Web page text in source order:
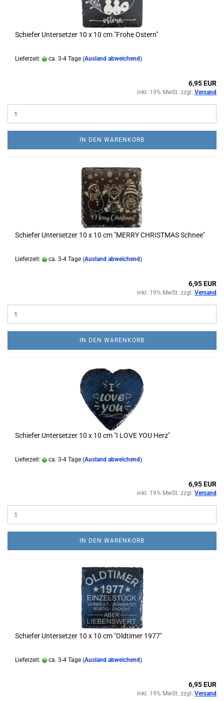
Schiefer Untersetzer 10 x 10 cm "Frohe Ostern"
Lieferzeit: ca. 3-4 Tage (Ausland abweichend)
6,95 EUR
inkl. 19% MwSt. zzgl. Versand
IN DEN WARENKORB
Schiefer Untersetzer 10 x 10 cm "MERRY CHRISTMAS Schnee"
Lieferzeit: ca. 3-4 Tage (Ausland abweichend)
6,95 EUR
inkl. 19% MwSt. zzgl. Versand
IN DEN WARENKORB
Schiefer Untersetzer 10 x 10 cm "I LOVE YOU Herz"
Lieferzeit: ca. 3-4 Tage (Ausland abweichend)
6,95 EUR
inkl. 19% MwSt. zzgl. Versand
IN DEN WARENKORB
Schiefer Untersetzer 10 x 10 cm "Oldtimer 1977"
Lieferzeit: ca. 3-4 Tage (Ausland abweichend)
6,95 EUR
inkl. 19% MwSt. zzgl. Versand